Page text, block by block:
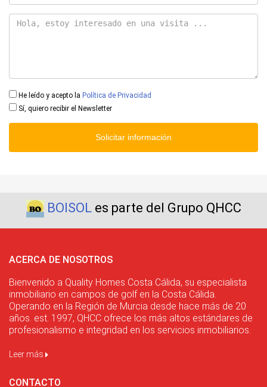
He leído y acepto la Política de Privacidad
Sí, quiero recibir el Newsletter
Solicitar información
BOISOLes parte del Grupo QHCC
ACERCA DE NOSOTROS
Bienvenido a Quality Homes Costa Cálida, su especialista
inmobiliario en campos de golf en la Costa Cálida.
Operando en la Región de Murcia desde hace más de 20
años. est. 1997, QHCC ofrece los más altos estándares de
profesionalismo e integridad en los servicios inmobiliarios.
Leer más
CONTACTO